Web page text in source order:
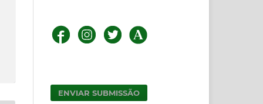
ENVIAR SUBMISSÃO